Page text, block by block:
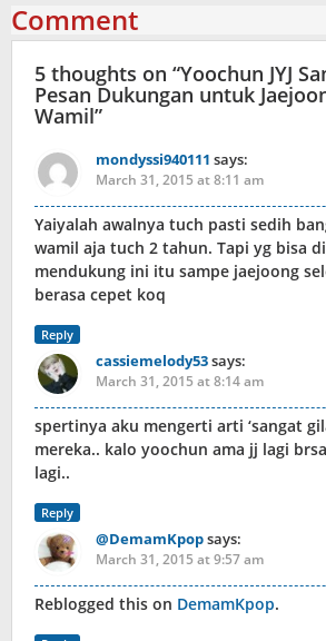
Comment
5 thoughts on “Yoochun JYJ
Pesan Dukungan untuk
Wamil”
mondyssi940111 says:
March 31, 2015 at 8:11 am
Yaiyalah awalnya tuch pasti sedih
wamil aja tuch 2 tahun. Tapi yg bisa
mendukung ini itu sampe jaejoong
berasa cepet koq
Reply
cassiemelody53says:
March 31, 2015 at 8:14 am
spertinya aku mengerti arti ‘sangat
mereka.. kalo yoochun ama jj lagi
lagi..
Reply
@DemamKpopsays:
March 31, 2015 at 9:57 am
Reblogged this on DemamKpop.